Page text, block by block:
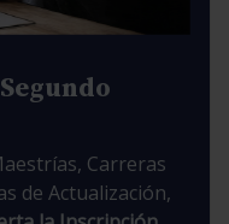
Carreras
de Actualización,